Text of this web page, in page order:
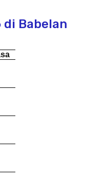
di Babelan